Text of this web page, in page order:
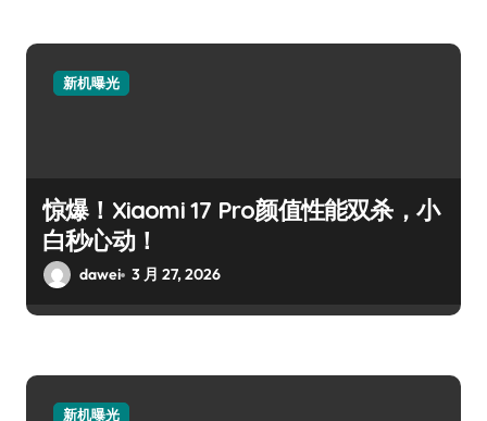
新机曝光
惊爆！Xiaomi 17 Pro颜值性能双杀，小
白秒心动！
dawei 3 月 27, 2026
新机曝光